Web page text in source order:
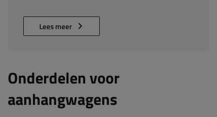
Lees meer
Onderdelen voor
aanhangwagens